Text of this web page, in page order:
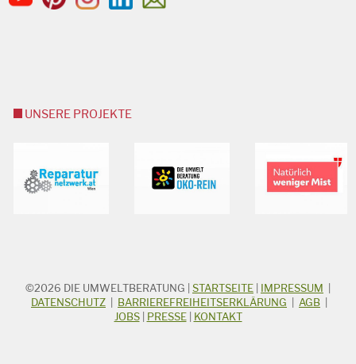
UNSERE PROJEKTE
STICHWORTSUCHE
Suchbegriff
©2026 DIE UMWELTBERATUNG STARTSEITE IMPRESSUM
DATENSCHUTZ
BARRIEREFREIHEITSERKLÄRUNG AGB
JOBS| PRESSE| KONTAKT